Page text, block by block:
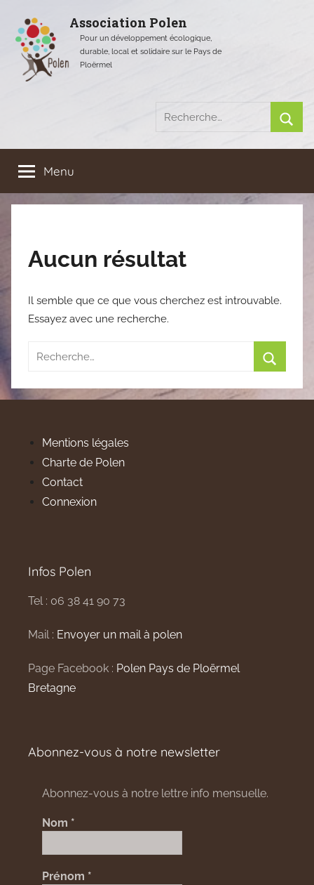
contenu
Association Polen
Pour un développement écologique,
durable, local et solidaire sur le Pays de
Ploërmel
Recherche
pour
:
Menu
Aucun résultat
Il semble que ce que vous cherchez est introuvable.
Essayez avec une recherche.
Recherche
:
Mentions légales
Charte de Polen
Contact
Connexion
Infos Polen
Tel : 06 38 41 90 73
Mail : Envoyer un mail à polen
Page Facebook : Polen Pays de Ploërmel
Bretagne
Abonnez-vous à notre newsletter
Abonnez-vous à notre lettre info mensuelle.
Nom *
Prénom *